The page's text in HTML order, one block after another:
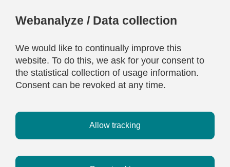
Webanalyze / Data collection
We would like to continually improve this
website. To do this, we ask for your consent to
the statistical collection of usage information.
Consent can be revoked at any time.
Allow tracking